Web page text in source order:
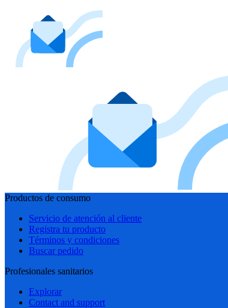
Productos de consumo
Servicio de atención al cliente
Registra tu producto
Términos y condiciones
Buscar pedido
Profesionales sanitarios
Explorar
Contact and support